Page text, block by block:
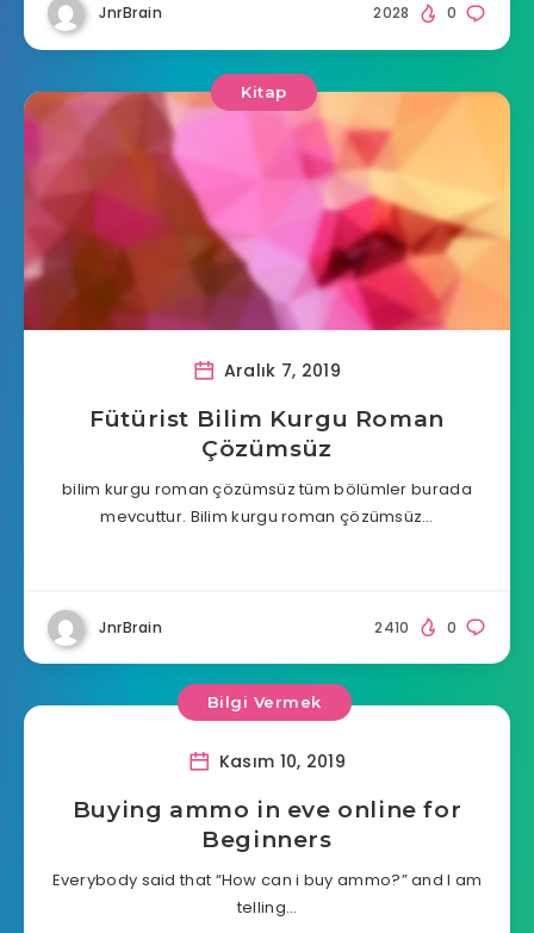
JnrBrain 0
2028
Kitap
Aralık 7, 2019
Fütürist Bilim Kurgu Roman
Çözümsüz
bilim kurgu roman çözümsüz tüm bölümler burada
mevcuttur. Bilim kurgu roman çözümsüz…
JnrBrain 0
2410
Bilgi Vermek
Kasım 10, 2019
Buying ammo in eve online for
Beginners
Everybody said that “How can i buy ammo?” and I am
telling…